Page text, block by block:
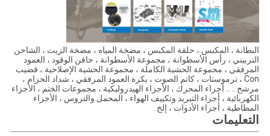
البطانة ، المكبس ، حلقة المكبس ، مضخة المياه ، مضخة الزيت ، الشاحن
التربيني ، رأس الأسطوانة ، مجموعة الأسطوانة ، حاقن الوقود ، العمود
المرفقي ، مجموعة الحشية الكاملة ، مجموعة الحشية الإصلاحية ، قضيب
Con ، ترموستات ، كاتم الصوت ، بكرة العمود المرفقي ، شداد الحزام ،
مرشح .. .. أجزاء المحرك ، الأجزاء الهيدروليكية ، مجموعات الختم ، الأجزاء
الكهربائية ، أجزاء التبريد وتكييف الهواء ، المحمل والتروس ، الأجزاء
المطاطية ، أجزاء الأدوات ، إلخ.
التعليمات